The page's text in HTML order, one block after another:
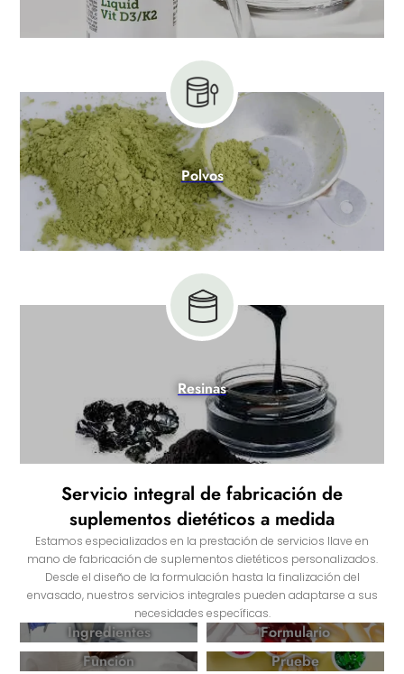
Polvos
Resinas
Servicio integral de fabricación de
suplementos dietéticos a medida
Estamos especializados en la prestación de servicios llave en
mano de fabricación de suplementos dietéticos personalizados.
Desde el diseño de la formulación hasta la finalización del
envasado, nuestros servicios integrales pueden adaptarse a sus
necesidades específicas.
Ingredientes
Formulario
Función
Pruebe